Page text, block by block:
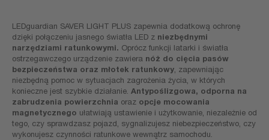
LEDguardian SAVER LIGHT PLUS zapewnia dodatkową ochronę
dzięki połączeniu jasnego światła LED z niezbędnymi
narzędziami ratunkowymi. Oprócz funkcji latarki i światła
ostrzegawczego urządzenie zawiera nóż do cięcia pasów
bezpieczeństwa oraz młotek ratunkowy , zapewniając
niezbędną pomoc w sytuacjach zagrożenia życia, w których
konieczne jest szybkie działanie. Antypoślizgowa, odporna na
zabrudzenia powierzchnia oraz opcje mocowania
magnetycznego ułatwiają ustawienie i użytkowanie, niezależnie od
tego, czy sprawdzasz pojazd, sygnalizujesz niebezpieczeństwo, czy
wykonujesz czynności ratunkowe wewnątrz samochodu.